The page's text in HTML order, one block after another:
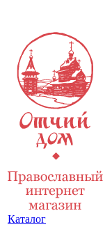
Каталог